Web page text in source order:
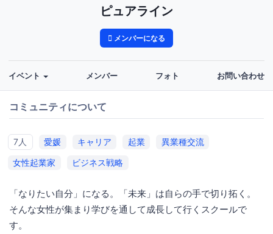
ピュアライン
メンバーになる
イベント メンバー フォト お問い合わせ
コミュニティについて
7人 愛媛 キャリア 起業
異業種交流
女性起業家
ビジネス戦略
「なりたい自分」になる。「未来」は自らの手で切り拓く。
そんな女性が集まり学びを通して成長して行くスクールで
す。